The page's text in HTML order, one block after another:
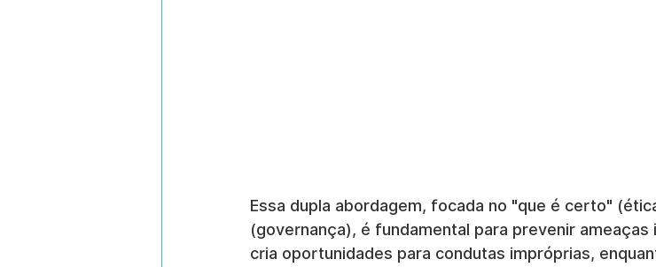
Essa dupla abordagem, focada no "que é certo"
(governança), é fundamental para prevenir
cria oportunidades para condutas impróprias,